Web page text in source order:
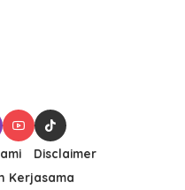
Disclaimer
Kerjasama